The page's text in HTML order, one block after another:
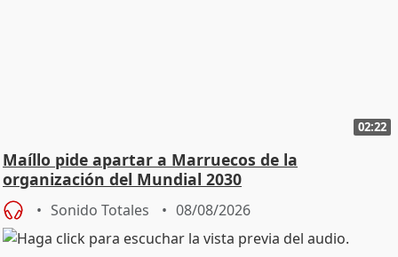
02:22
Maíllo pide apartar a Marruecos de la
organización del Mundial 2030
Sonido Totales 08/08/2026